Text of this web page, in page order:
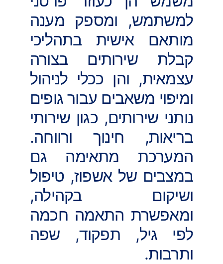
למשתמש, ומספק מענה
מותאם אישית בתהליכי
קבלת שירותים בצורה
עצמאית, והן ככלי לניהול
ומיפוי משאבים עבור גופים
נותני שירותים, כגון שירותי
בריאות, חינוך ורווחה.
המערכת מתאימה גם
במצבים של אשפוז, טיפול
ושיקום בקהילה,
ומאפשרת התאמה חכמה
לפי גיל, תפקוד, שפה
ותרבות.